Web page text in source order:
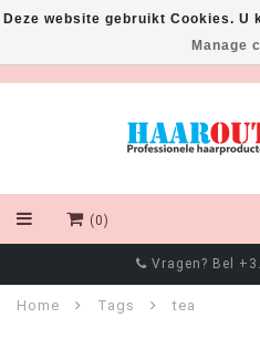
(0)
Vragen? Bel
Home Tags tea
Deze website gebruikt Cookies. U
Manage